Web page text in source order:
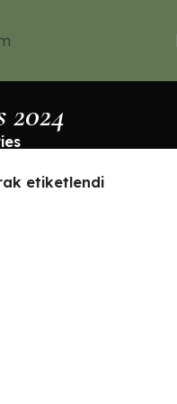
2024
etiketlendi